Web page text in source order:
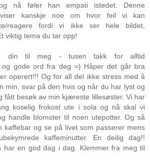
nå føler han empati istedet. Denne
viser kanskje noe om hvor feil vi kan
reagere fordi vi ikke ser hele bildet,
viktig tema du tar opp!
din til meg - tusen takk for alltid
og gode ord fra deg =) Håper det går bra
operert!!! Og for all del ikke stress med å
min, svar på den hvis og når du har lyst og
fått besøk av min kjæreste lillesøster. Vi har
koselig frokost ute i sola og nå skal vi
handle blomster til noen utepotter. Og så
kaffebar og se på livet som passerer mens
kaffeminutter. En deilig dag!!
har en god dag i dag. Klemmer fra meg til